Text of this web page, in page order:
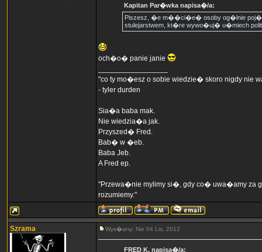
Kapitan Par�wka napisa�/a:
Piszesz, �e m��ci�e� osoby og�lnie poj�te
stulejarstwem, kt�re wywo�uj� u�miech
och�o� panie janie
"co ty mo�esz o sobie wiedzie� skoro nigdy nie
- tyler durden
Sia�a baba mak.
Nie wiedzia�a jak.
Przyszed� Fred.
Bab� w �eb.
Baba Jeb.
A Fred ep.
"Przewa�nie mylimy si�, gdy co� uwa�amy za
rozumiemy."
Szrama Wys�any: Nie 04 Lis, 2012
FRED K. napisa�/a: